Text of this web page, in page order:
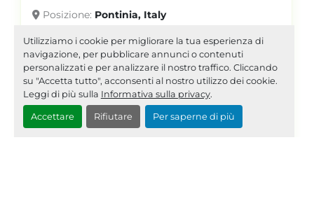
Utilizziamo i cookie per migliorare la tua esperienza di
navigazione, per pubblicare annunci o contenuti
personalizzati e per analizzare il nostro traffico. Cliccando
su "Accetta tutto", acconsenti al nostro utilizzo dei cookie.
Leggi di più sulla Informativa sulla privacy.
Accettare Rifiutare Per saperne di più
Posizione Pontinia, Italy
2021 MAIN TECH SBAC
AE0209
IN PRIMO PIANO
SVUOTA SACCHI AUTOMATICA CON VITE A